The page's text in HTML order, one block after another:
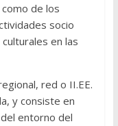
de los
socio
en las
red o II.EE.
y consiste en
entorno del